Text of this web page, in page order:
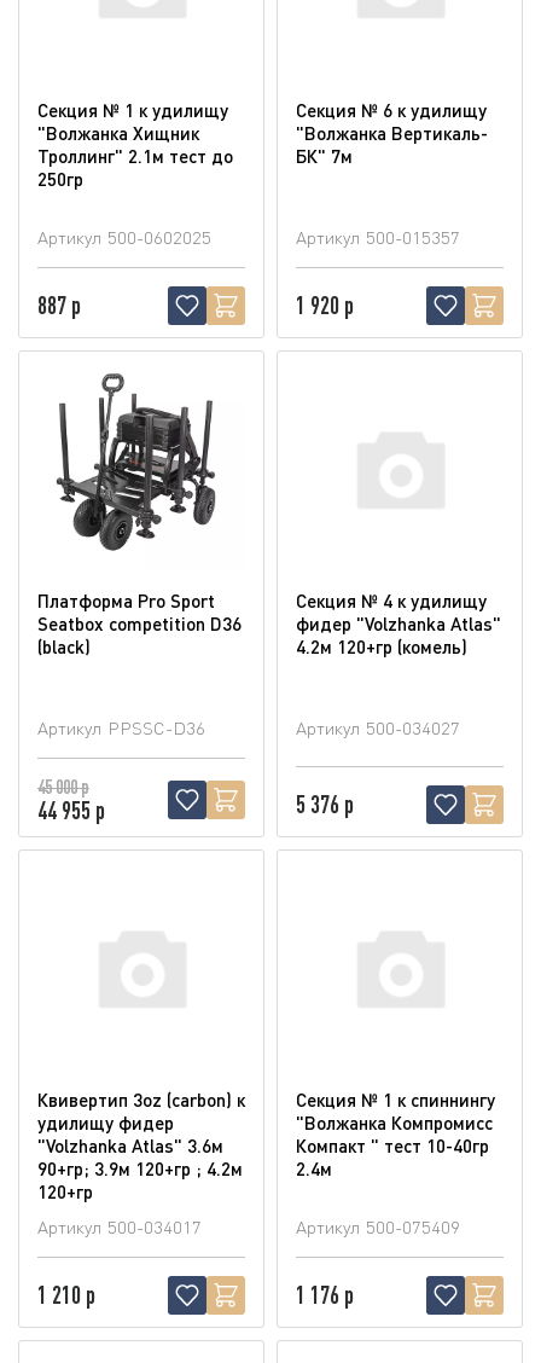
Секция № 1 к удилищу
"Волжанка Хищник
Троллинг" 2.1м тест до
250гр
Артикул 500-0602025
887 р
Секция № 6 к удилищу
"Волжанка Вертикаль-
БК" 7м
Артикул 500-015357
1 920 р
Платформа Pro Sport
Seatbox competition D36
(blaсk)
Артикул PPSSC-D36
45 000 р
44 955 р
Секция № 4 к удилищу
фидер "Volzhanka Atlas"
4.2м 120+гр (комель)
Артикул 500-034027
5 376 р
Квивертип 3oz (carbon) к
удилищу фидер
"Volzhanka Atlas" 3.6м
90+гр; 3.9м 120+гр ; 4.2м
120+гр
Артикул 500-034017
1 210 р
Секция № 1 к спиннингу
"Волжанка Компромисс
Компакт " тест 10-40гр
2.4м
Артикул 500-075409
1 176 р